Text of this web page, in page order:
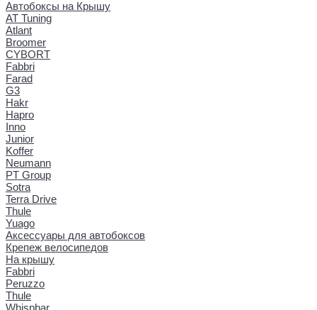
Автобоксы на Крышу
AT Tuning
Atlant
Broomer
CYBORT
Fabbri
Farad
G3
Hakr
Hapro
Inno
Junior
Koffer
Neumann
PT Group
Sotra
Terra Drive
Thule
Yuago
Аксессуары для автобоксов
Крепеж велосипедов
На крышу
Fabbri
Peruzzo
Thule
Whispbar